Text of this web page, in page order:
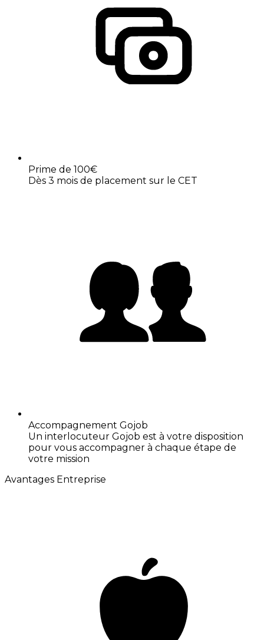
Prime de 100€
Dès 3 mois de placement sur le CET
Accompagnement Gojob
Un interlocuteur Gojob est à votre disposition
pour vous accompagner à chaque étape de
votre mission
Avantages Entreprise